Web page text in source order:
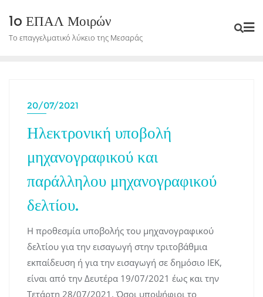
content
1o ΕΠΑΛ Μοιρών
Το επαγγελματικό λύκειο της Μεσαράς
20/07/2021
Ηλεκτρονική υποβολή
μηχανογραφικού και
παράλληλου μηχανογραφικού
δελτίου.
Η προθεσμία υποβολής του μηχανογραφικού
δελτίου για την εισαγωγή στην τριτοβάθμια
εκπαίδευση ή για την εισαγωγή σε δημόσιο ΙΕΚ,
είναι από την Δευτέρα 19/07/2021 έως και την
Τετάρτη 28/07/2021. Όσοι υποψήφιοι το